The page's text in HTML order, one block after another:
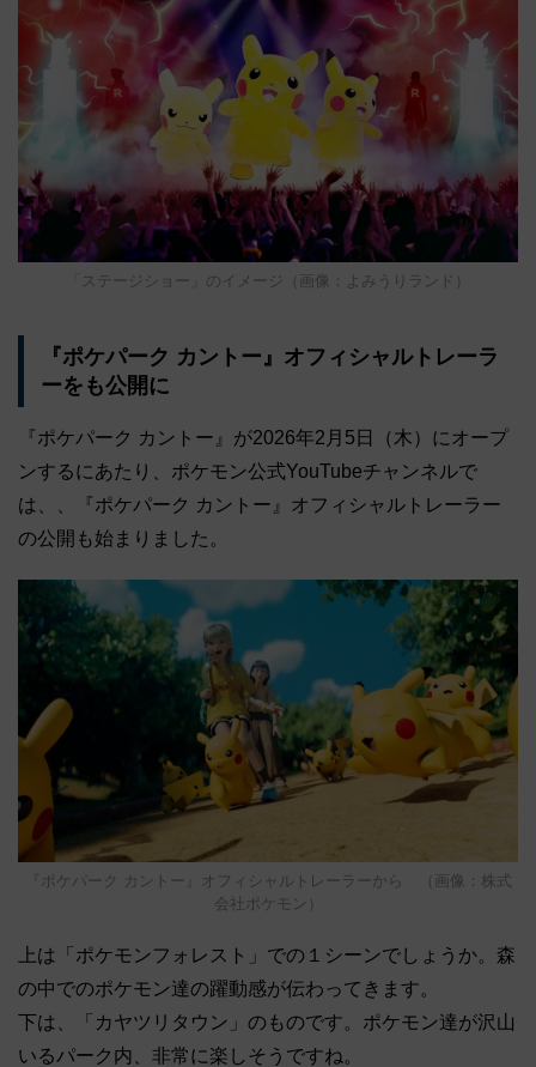
「ステージショー」のイメージ（画像：よみうりランド）
『ポケパーク カントー』オフィシャルトレーラ
ーをも公開に
『ポケパーク カントー』が2026年2月5日（木）にオープ
ンするにあたり、ポケモン公式YouTubeチャンネルで
は、、『ポケパーク カントー』オフィシャルトレーラー
の公開も始まりました。
『ポケパーク カントー』オフィシャルトレーラーから （画像：株式
会社ポケモン）
上は「ポケモンフォレスト」での１シーンでしょうか。森
の中でのポケモン達の躍動感が伝わってきます。
下は、「カヤツリタウン」のものです。ポケモン達が沢山
いるパーク内、非常に楽しそうですね。